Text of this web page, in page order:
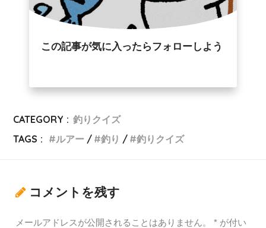
この記事が気に入ったらフォローしよう
CATEGORY : 釣りクイズ
TAGS :
ルアー 釣り 釣りクイズ
コメントを残す
メールアドレスが公開されることはありません。 *が付い